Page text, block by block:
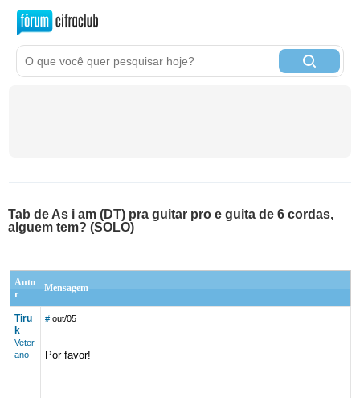
Tab de As i am (DT) pra guitar pro e guita de 6 cordas,
alguem tem? (SOLO)
Auto
r
Mensagem
Tiru
k
Veter
ano
# out/05
Por favor!